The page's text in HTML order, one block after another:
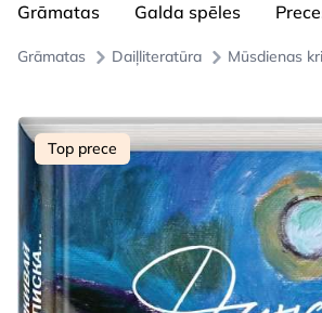
Grāmatas Galda spēles
Grāmatas Daiļliteratūra Mūsdienas
Top prece